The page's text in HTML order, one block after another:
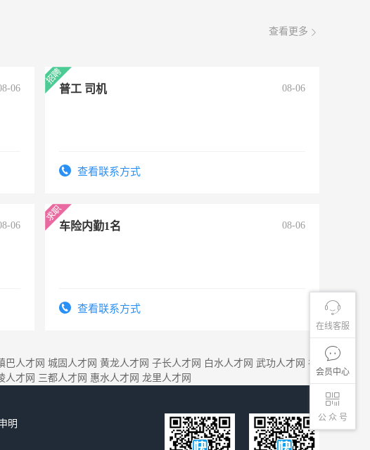
在线客服
会员中心
公 众 号
查看更多
06 普工 司机 08-06
查看联系方式
06 车险内勤1名 08-06
查看联系方式
巴人才网 城固人才网 黄龙人才网 子长人才网 白水人才网 武功人才网 礼
人才网 三都人才网 惠水人才网 龙里人才网
明